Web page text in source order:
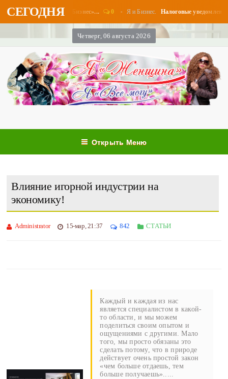
СЕГОДНЯ
в августе - «Бизнес»... 0 Я и Бизнес. Налоговые уведомления и
Четверг, 06 августа 2026
Открыть Меню
Влияние игорной индустрии на
экономику!
Administrator 15-мар, 21:37 842 СТАТЬИ
Каждый и каждая из нас
является специалистом в какой-
то области, и мы можем
поделиться своим опытом и
ощущениями с другими. Мало
того, мы просто обязаны это
сделать потому, что в природе
действует очень простой закон
«чем больше отдаешь, тем
больше получаешь».....